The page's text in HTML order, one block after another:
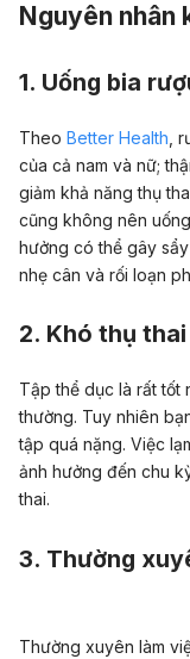
Nguyên nhân
1. Uống bia
Theo Better Health ,
của cả nam và nữ;
giảm khả năng thụ
cũng không nên
hưởng có thể gây
nhẹ cân và rối loạn
2. Khó thụ
Tập thể dục là rất tốt
thường. Tuy nhiên
tập quá nặng. Việc
ảnh hưởng đến chu
thai.
3. Thường
Thường xuyên làm